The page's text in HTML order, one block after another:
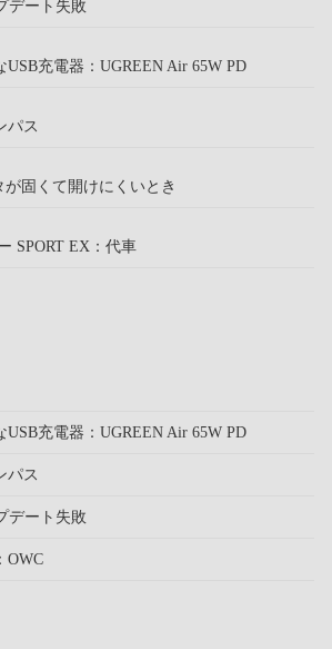
デート失敗
充電器：UGREEN Air 65W PD
パス
固くて開けにくいとき
SPORT EX：代車
充電器：UGREEN Air 65W PD
パス
デート失敗
OWC